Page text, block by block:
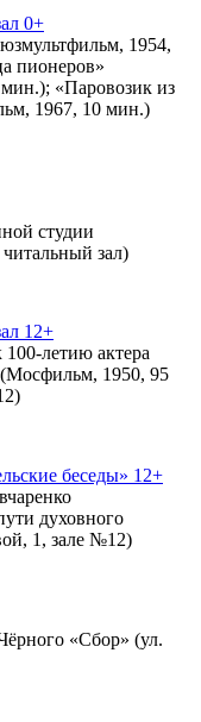
0+
1954,
пионеров»
«Паровозик из
1967, 10 мин.)
студии
зал)
12+
летию актера
(Мосфильм, 1950, 95
беседы» 12+
духовного
1, зале №12)
«Сбор» (ул.